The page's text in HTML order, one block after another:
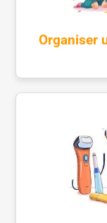
Organiser